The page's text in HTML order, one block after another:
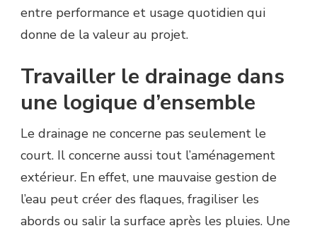
entre performance et usage quotidien qui
donne de la valeur au projet.
Travailler le drainage dans
une logique d’ensemble
Le drainage ne concerne pas seulement le
court. Il concerne aussi tout l’aménagement
extérieur. En effet, une mauvaise gestion de
l’eau peut créer des flaques, fragiliser les
abords ou salir la surface après les pluies. Une